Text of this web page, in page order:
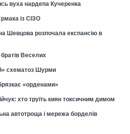
вуха нардепа Кучеренка
із СІЗО
Шевцова розпочала експансію в
Веселих
схематоз Шурми
«орденами»
хто труїть киян токсичним димом
автотроща і мережа борделів